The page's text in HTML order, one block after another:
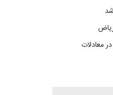
معادلات